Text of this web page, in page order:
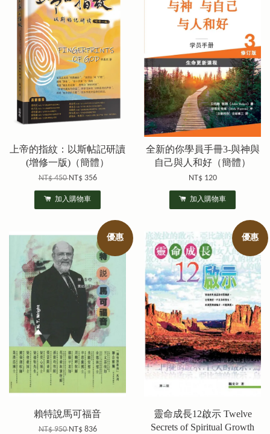
上帝的指紋：以斯帖記研讀
(增修一版)（簡體）
NT$ 450NT$ 356
加入購物車
全新的你學員手冊3-與神與
自己與人和好（簡體）
NT$ 120
加入購物車
優惠
賴特說馬可福音
NT$ 950NT$ 836
優惠
靈命成長12啟示 Twelve
Secrets of Spiritual Growth